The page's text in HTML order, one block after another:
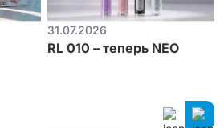
31.07.2026
RL 010 – теперь NEO